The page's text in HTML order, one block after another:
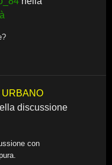
discussione
con